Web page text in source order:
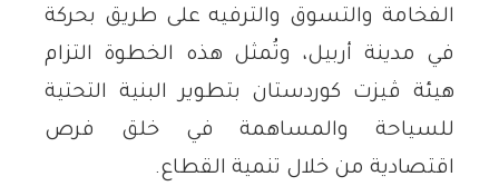
الفخامة والتسوق والترفيه على طريق بحركة
في مدينة أربيل، وتُمثل هذه الخطوة التزام
هيئة ڤيزت كوردستان بتطوير البنية التحتية
للسياحة والمساهمة في خلق فرص
اقتصادية من خلال تنمية القطاع.